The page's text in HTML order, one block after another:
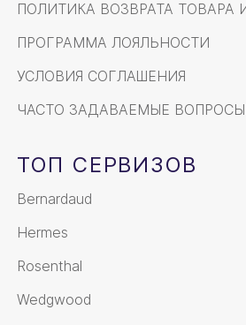
ПОЛИТИКА ВОЗВРАТА ТОВАРА
ПРОГРАММА ЛОЯЛЬНОСТИ
УСЛОВИЯ СОГЛАШЕНИЯ
ЧАСТО ЗАДАВАЕМЫЕ ВОПРОСЫ
ТОП СЕРВИЗОВ
Bernardaud
Hermes
Rosenthal
Wedgwood